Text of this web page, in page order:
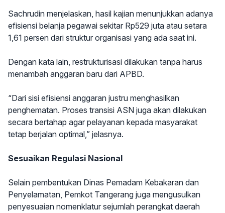
Sachrudin menjelaskan, hasil kajian menunjukkan adanya
efisiensi belanja pegawai sekitar Rp529 juta atau setara
1,61 persen dari struktur organisasi yang ada saat ini.
Dengan kata lain, restrukturisasi dilakukan tanpa harus
menambah anggaran baru dari APBD.
“Dari sisi efisiensi anggaran justru menghasilkan
penghematan. Proses transisi ASN juga akan dilakukan
secara bertahap agar pelayanan kepada masyarakat
tetap berjalan optimal,” jelasnya.
Sesuaikan Regulasi Nasional
Selain pembentukan Dinas Pemadam Kebakaran dan
Penyelamatan, Pemkot Tangerang juga mengusulkan
penyesuaian nomenklatur sejumlah perangkat daerah